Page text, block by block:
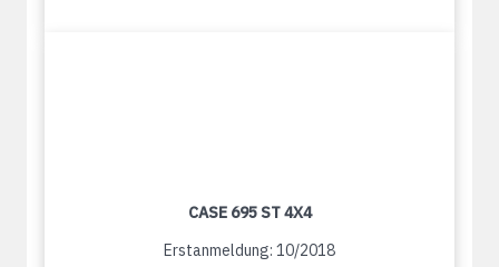
CASE 695 ST 4X4
Erstanmeldung: 10/2018